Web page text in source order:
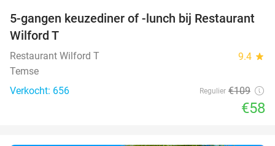
47%
5-gangen keuzediner of -lunch bij Restaurant
Wilford T
Restaurant Wilford T 9.4 star
Temse
Verkocht: 656
Regulier €109
€58